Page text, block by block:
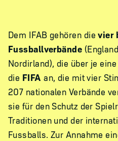
Dem IFAB gehören dievier
Fussballverbände
Nordirland), die über je
die FIFA an, die mit vier
207 nationalen Verbände
sie für den Schutz der
Traditionen und der
Fussballs. Zur Annahme